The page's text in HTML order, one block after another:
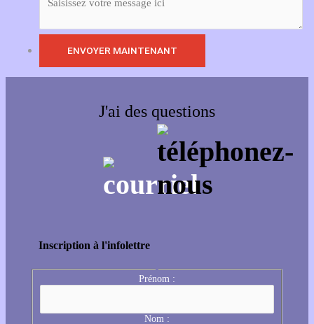
J'ai des questions
Inscription à l'infolettre
Prénom :
Nom :